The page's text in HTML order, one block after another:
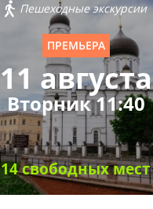
Пешеходные экскурсии
ПРЕМЬЕРА
11 августа
Вторник 11:40
14 свободных мест